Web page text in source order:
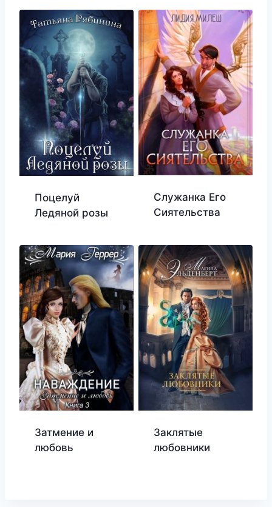
Поцелуй
Ледяной розы
Служанка Его
Сиятельства
Затмение и
любовь
Заклятые
любовники